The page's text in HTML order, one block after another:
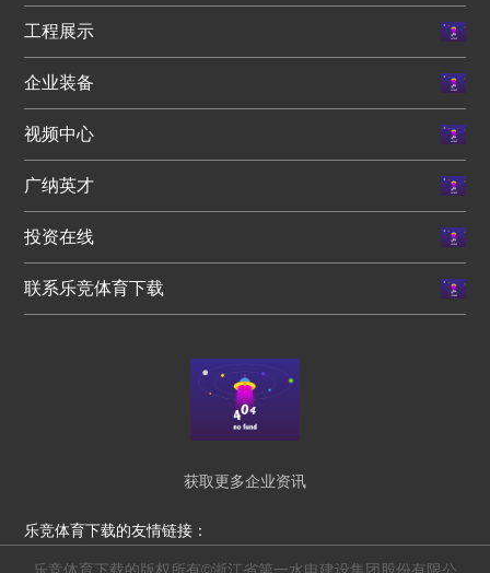
工程展示
企业装备
视频中心
广纳英才
投资在线
联系乐竞体育下载
获取更多企业资讯
乐竞体育下载的友情链接：